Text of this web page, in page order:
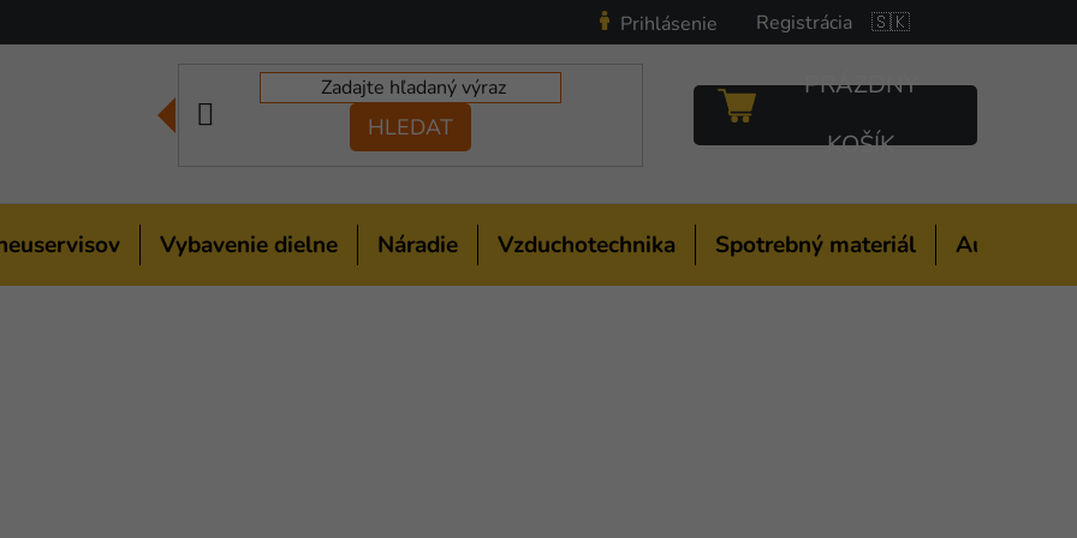
Prihlásenie Registrácia 🇸🇰
HLEDAT
NÁKUPNÝ
KOŠÍK
PRÁZDNY
KOŠÍK
Vybavenie dielne Náradie Vzduchotechnika Spotrebný materiál Auto-moto